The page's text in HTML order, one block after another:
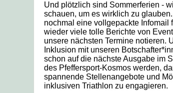
Und plötzlich sind Sommerferien -
schauen, um es wirklich zu
nochmal eine vollgepackte Infomail
wieder viele tolle Berichte von
unsere nächsten Termine notieren.
Inklusion mit unseren
schon auf die nächste Ausgabe im
des Pfeffersport-Kosmos werden,
spannende Stellenangebote und
inklusiven Triathlon zu engagieren.